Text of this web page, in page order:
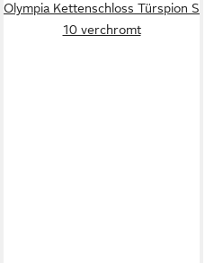
Olympia Kettenschloss Türspion S
10 verchromt